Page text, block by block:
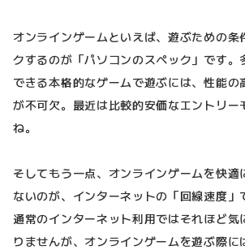
オンラインゲームといえば、遊ぶための条
クするのが「パソコンのスペック」です。
できる本格的なゲームで遊ぶには、性能の
が不可欠。最近は比較的安価なエントリー
ね。
そしてもう一点、オンラインゲームを快適
ないのが、インターネットの「回線速度」
通常のインターネット利用ではそれほど気
りませんが、オンラインゲームを遊ぶ際